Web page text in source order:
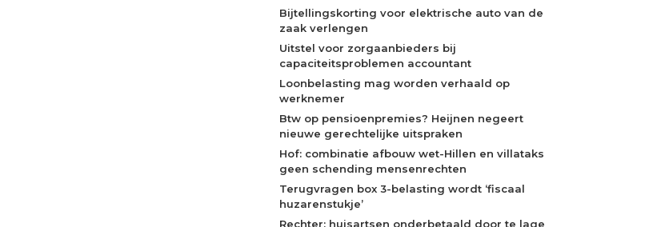
Bijtellingskorting voor elektrische auto van de
zaak verlengen
Uitstel voor zorgaanbieders bij
capaciteitsproblemen accountant
Loonbelasting mag worden verhaald op
werknemer
Btw op pensioenpremies? Heijnen negeert
nieuwe gerechtelijke uitspraken
Hof: combinatie afbouw wet-Hillen en villataks
geen schending mensenrechten
Terugvragen box 3-belasting wordt ‘fiscaal
huzarenstukje’
Rechter: huisartsen onderbetaald door te lage